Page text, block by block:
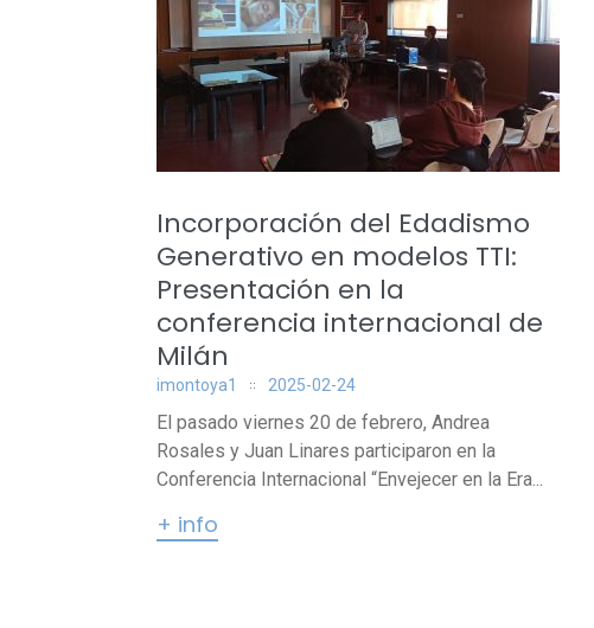
Incorporación del Edadismo
Generativo en modelos TTI:
Presentación en la
conferencia internacional de
Milán
imontoya1 2025-02-24
El pasado viernes 20 de febrero, Andrea
Rosales y Juan Linares participaron en la
Conferencia Internacional “Envejecer en la Era...
+ info